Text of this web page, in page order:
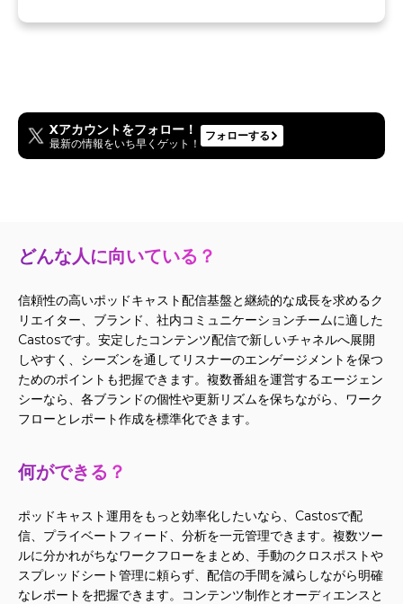
Xアカウントをフォロー！
最新の情報をいち早くゲット！
フォローする
どんな人に向いている？
信頼性の高いポッドキャスト配信基盤と継続的な成長を求めるク
リエイター、ブランド、社内コミュニケーションチームに適した
Castosです。安定したコンテンツ配信で新しいチャネルへ展開
しやすく、シーズンを通してリスナーのエンゲージメントを保つ
ためのポイントも把握できます。複数番組を運営するエージェン
シーなら、各ブランドの個性や更新リズムを保ちながら、ワーク
フローとレポート作成を標準化できます。
何ができる？
ポッドキャスト運用をもっと効率化したいなら、Castosで配
信、プライベートフィード、分析を一元管理できます。複数ツー
ルに分かれがちなワークフローをまとめ、手動のクロスポストや
スプレッドシート管理に頼らず、配信の手間を減らしながら明確
なレポートを把握できます。コンテンツ制作とオーディエンスと